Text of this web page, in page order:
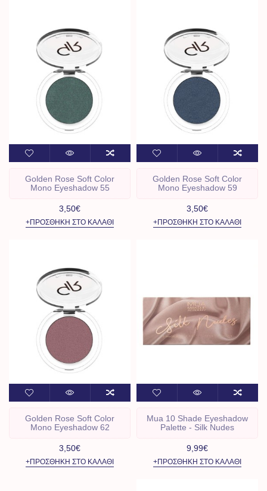
Golden Rose Soft Color
Mono Eyeshadow 55
3,50€
+ΠΡΟΣΘΉΚΗ ΣΤΟ ΚΑΛΆΘΙ
Golden Rose Soft Color
Mono Eyeshadow 59
3,50€
+ΠΡΟΣΘΉΚΗ ΣΤΟ ΚΑΛΆΘΙ
Golden Rose Soft Color
Mono Eyeshadow 62
3,50€
+ΠΡΟΣΘΉΚΗ ΣΤΟ ΚΑΛΆΘΙ
Mua 10 Shade Eyeshadow
Palette - Silk Nudes
9,99€
+ΠΡΟΣΘΉΚΗ ΣΤΟ ΚΑΛΆΘΙ